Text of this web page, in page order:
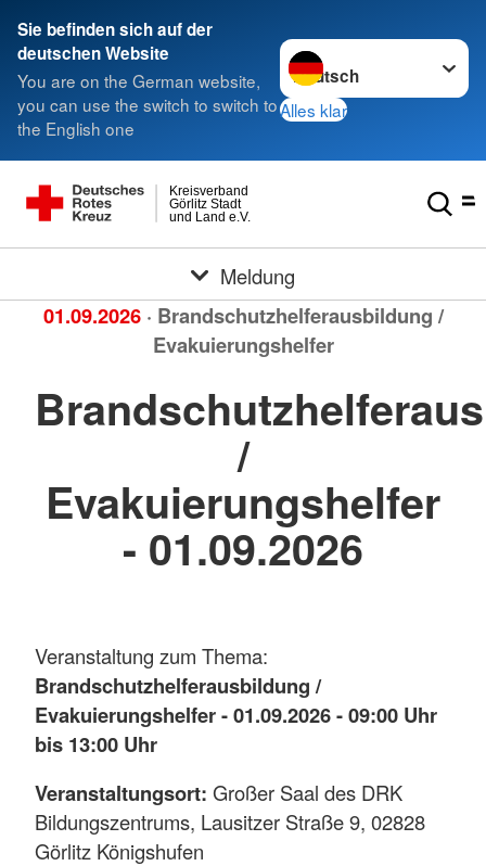
Sie befinden sich auf der
deutschen Website
You are on the German website,
you can use the switch to switch to
the English one
Sprache wechseln zu
Alles klar
und Land e.V.
Görlitz Stadt
Kreisverband
Meldung
01.09.2026 · Brandschutzhelferausbildung /
Evakuierungshelfer
/
Evakuierungshelfer
- 01.09.2026
Veranstaltung zum Thema:
Brandschutzhelferausbildung /
Evakuierungshelfer - 01.09.2026 - 09:00 Uhr
bis 13:00 Uhr
Veranstaltungsort: Großer Saal des DRK
Bildungszentrums, Lausitzer Straße 9, 02828
Görlitz Königshufen